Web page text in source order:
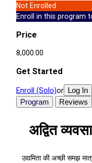
Not Enrolled
Enroll in this program
Price
₹8,000.00
Get Started
Enroll (Solo)or Log In
Program
Reviews
अद्वित
उद्यमिता की अच्छी समझ